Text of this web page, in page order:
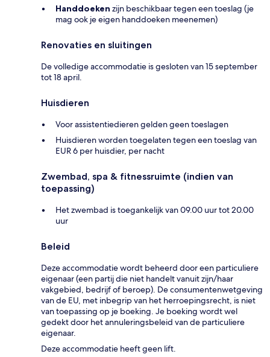
Handdoeken zijn beschikbaar tegen een toeslag (je
mag ook je eigen handdoeken meenemen)
Renovaties en sluitingen
De volledige accommodatie is gesloten van 15 september
tot 18 april.
Huisdieren
Voor assistentiedieren gelden geen toeslagen
Huisdieren worden toegelaten tegen een toeslag van
EUR 6 per huisdier, per nacht
Zwembad, spa & fitnessruimte (indien van
toepassing)
Het zwembad is toegankelijk van 09.00 uur tot 20.00
uur
Beleid
Deze accommodatie wordt beheerd door een particuliere
eigenaar (een partij die niet handelt vanuit zijn/haar
vakgebied, bedrijf of beroep). De consumentenwetgeving
van de EU, met inbegrip van het herroepingsrecht, is niet
van toepassing op je boeking. Je boeking wordt wel
gedekt door het annuleringsbeleid van de particuliere
eigenaar.
Deze accommodatie heeft geen lift.